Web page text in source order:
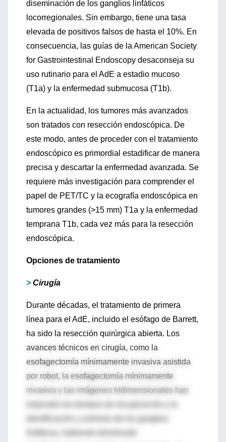
diseminación de los ganglios linfáticos
locorregionales. Sin embargo, tiene una tasa
elevada de positivos falsos de hasta el 10%. En
consecuencia, las guías de la American Society
for Gastrointestinal Endoscopy desaconseja su
uso rutinario para el AdE a estadio mucoso
(T1a) y la enfermedad submucosa (T1b).
En la actualidad, los tumores más avanzados
son tratados con resección endoscópica. De
este modo, antes de proceder con el tratamiento
endoscópico es primordial estadificar de manera
precisa y descartar la enfermedad avanzada. Se
requiere más investigación para comprender el
papel de PET/TC y la ecografía endoscópica en
tumores grandes (>15 mm) T1a y la enfermedad
temprana T1b, cada vez más para la resección
endoscópica.
Opciones de tratamiento
> Cirugía
Durante décadas, el tratamiento de primera
línea para el AdE, incluido el esófago de Barrett,
ha sido la resección quirúrgica abierta. Los
avances técnicos en cirugía, como la
esofagectomía mínimamente invasiva asistida
por robot, la esofagectomía mínimamente
invasiva y las imágenes tridimensionales han
mejorado los tiempos de recuperación y la
identificación y exéresis de los ganglios